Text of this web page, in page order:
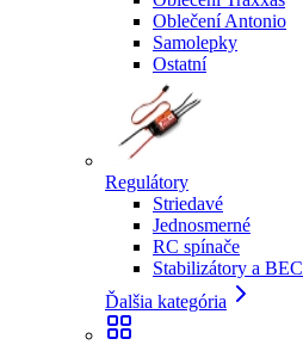
Oblečení Antonio
Samolepky
Ostatní
Regulátory
Striedavé
Jednosmerné
RC spínače
Stabilizátory a BEC
Ďalšia kategória